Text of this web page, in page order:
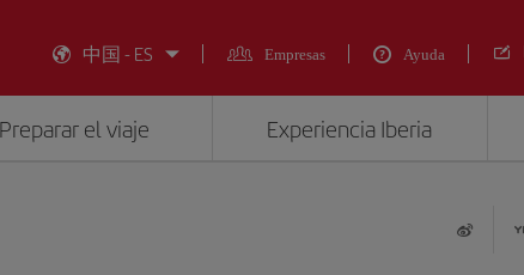
中国 - ES
Empresas Ayuda
Preparar el viaje Experiencia Iberia